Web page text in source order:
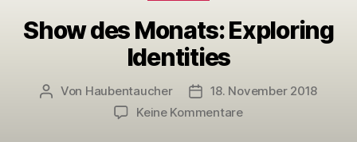
Show des Monats: Exploring
Identities
Beitragsautor
Von Haubentaucher Veröffentlichungsdatum
18. November 2018
Keine Kommentarezu